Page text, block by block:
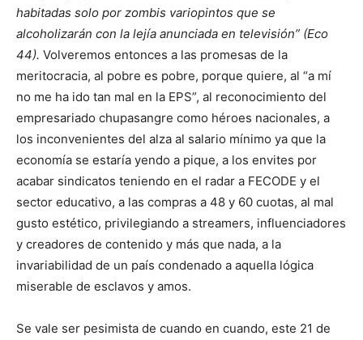
habitadas solo por zombis variopintos que se
alcoholizarán con la lejía anunciada en televisión” (Eco
44). Volveremos entonces a las promesas de la
meritocracia, al pobre es pobre, porque quiere, al “a mí
no me ha ido tan mal en la EPS”, al reconocimiento del
empresariado chupasangre como héroes nacionales, a
los inconvenientes del alza al salario mínimo ya que la
economía se estaría yendo a pique, a los envites por
acabar sindicatos teniendo en el radar a FECODE y el
sector educativo, a las compras a 48 y 60 cuotas, al mal
gusto estético, privilegiando a streamers, influenciadores
y creadores de contenido y más que nada, a la
invariabilidad de un país condenado a aquella lógica
miserable de esclavos y amos.
Se vale ser pesimista de cuando en cuando, este 21 de